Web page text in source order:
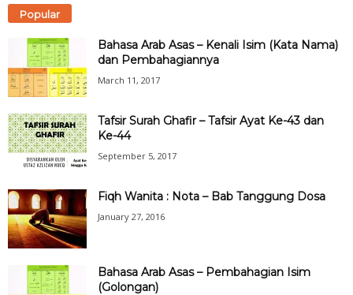
Popular
Bahasa Arab Asas – Kenali Isim (Kata Nama)
dan Pembahagiannya
March 11, 2017
Tafsir Surah Ghafir – Tafsir Ayat Ke-43 dan
Ke-44
September 5, 2017
Fiqh Wanita : Nota – Bab Tanggung Dosa
January 27, 2016
Bahasa Arab Asas – Pembahagian Isim
(Golongan)